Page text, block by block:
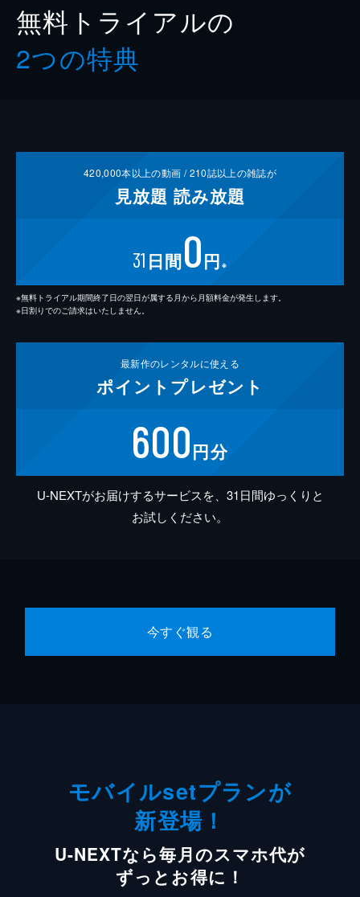
無料トライアルの
2つの特典
420,000本以上の動画 /210誌以上の雑誌が
見放題 読み放題
31 日間0円 ※
※無料トライアル期間終了日の翌日が属する月から月額料金が発生します。
※日割りでのご請求はいたしません。
最新作のレンタルに使える
ポイント プレゼント
600円分
U-NEXTがお届けするサービスを、31日間ゆっくりと
お試しください。
今すぐ観る
モバイルsetプランが
新登場！
U-NEXTなら毎月のスマホ代が
ずっとお得に！